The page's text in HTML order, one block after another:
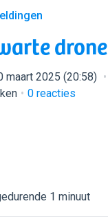
drone
maart 2025 (20:58)
0 reacties
1 minuut